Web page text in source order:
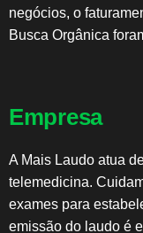
negócios, o
Busca Orgânica
Empresa
A Mais Laudo atua
telemedicina.
exames para
emissão do laudo é